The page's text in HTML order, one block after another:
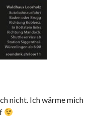
nicht. Ich wärme mich